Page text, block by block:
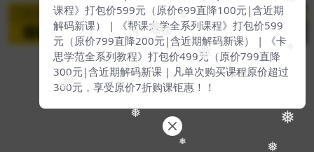
❅
❅
❅
❅
❅
❅
❅
❅
❅
❅
❅
❅
Copyright © 2024我去自学网- All rights reserved
粤ICP备2018075987-4号
课程》打包价599元（原价699直降100元|含近期
解码新课） | 《帮课大学全系列课程》打包价599
元（原价799直降200元|含近期解码新课） | 《卡
思学范全系列教程》打包价499元（原价799直降
300元|含近期解码新课 | 凡单次购买课程原价超过
300元，享受原价7折购课钜惠！！